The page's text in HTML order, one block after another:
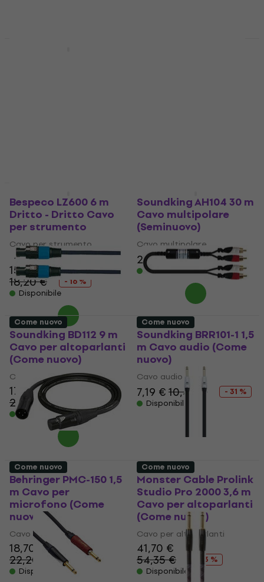
Bespeco LZ600 6 m
Dritto - Dritto Cavo
per strumento
Cavo per strumento
4,3/5
15,30 €
18,20 €
- 16 %
Disponibile
Soundking AH104 30 m
Cavo multipolare
(Seminuovo)
Cavo multipolare
202 €232 €
- 13 %
Disponibile
Soundking BD112 9 m
Cavo per altoparlanti
(Come nuovo)
Cavo per altoparlanti
17,50 €
21,10 €
Disponibile
Soundking BRR101-1 1,5
m Cavo audio (Come
nuovo)
Cavo audio
7,19 €10,40 €
- 31 %
Disponibile
Come nuovo
Behringer PMC-150 1,5
m Cavo per
microfono (Come
nuovo)
Cavo per microfono
18,70 €
22,20 €
- 16 %
Disponibile
Come nuovo
Monster Cable Prolink
Studio Pro 2000 3,6 m
Cavo per altoparlanti
(Come nuovo)
Cavo per altoparlanti
41,70 €
54,35 €
- 23 %
Disponibile
Come nuovo Come nuovo